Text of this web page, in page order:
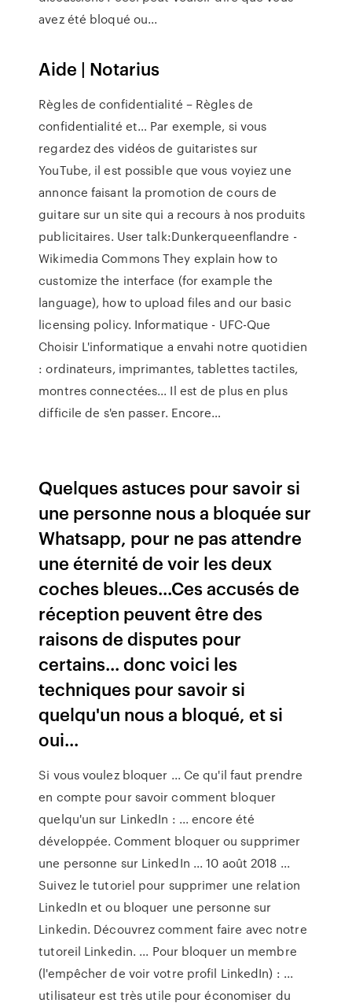
avez été bloqué ou...
Aide | Notarius
Règles de confidentialité – Règles de
confidentialité et… Par exemple, si vous
regardez des vidéos de guitaristes sur
YouTube, il est possible que vous voyiez une
annonce faisant la promotion de cours de
guitare sur un site qui a recours à nos produits
publicitaires. User talk:Dunkerqueenflandre -
Wikimedia CommonsThey explain how to
customize the interface (for example the
language), how to upload files and our basic
licensing policy. Informatique - UFC-Que
ChoisirL'informatique a envahi notre quotidien
: ordinateurs, imprimantes, tablettes tactiles,
montres connectées... Il est de plus en plus
difficile de s'en passer. Encore…
Quelques astuces pour savoir si
une personne nous a bloquée sur
Whatsapp, pour ne pas attendre
une éternité de voir les deux
coches bleues...Ces accusés de
réception peuvent être des
raisons de disputes pour
certains... donc voici les
techniques pour savoir si
quelqu'un nous a bloqué, et si
oui...
Si vous voulez bloquer ... Ce qu'il faut prendre
en compte pour savoir comment bloquer
quelqu'un sur LinkedIn : ... encore été
développée. Comment bloquer ou supprimer
une personne sur LinkedIn ... 10 août 2018 ...
Suivez le tutoriel pour supprimer une relation
LinkedIn et ou bloquer une personne sur
Linkedin. Découvrez comment faire avec notre
tutoreil Linkedin. ... Pour bloquer un membre
(l'empêcher de voir votre profil LinkedIn) : ...
utilisateur est très utile pour économiser du